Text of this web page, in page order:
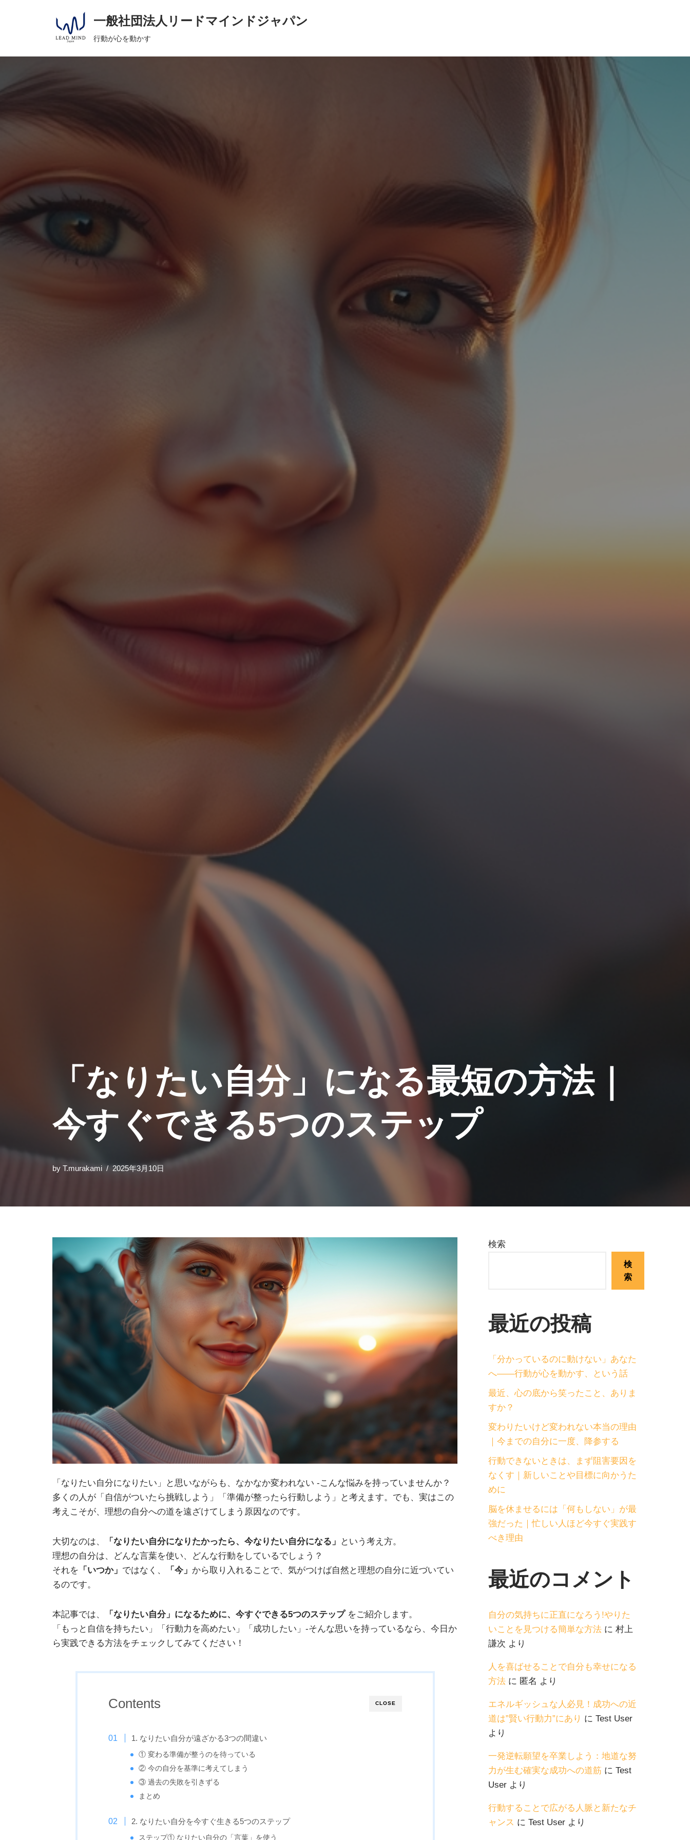
テ
ツ
一般社団法人リードマインドジャパン
行動が心を動かす
「なりたい自分」になる最短の方法｜
今すぐできる5つのステップ
by T.murakami 2025年3月10日
「なりたい自分になりたい」と思いながらも、なかなか変われない -こんな悩みを持っていませんか？
多くの人が「自信がついたら挑戦しよう」「準備が整ったら行動しよう」と考えます。でも、実はこの
考えこそが、理想の自分への道を遠ざけてしまう原因なのです。
大切なのは、 「なりたい自分になりたかったら、今なりたい自分になる」
という考え方。
理想の自分は、どんな言葉を使い、どんな行動をしているでしょう？
それを 「いつか」 ではなく、 「今」 から取り入れることで、気がつけば自然と理想の自分に近づいてい
るのです。
本記事では、 「なりたい自分」になるために、今すぐできる5つのステップをご紹介します。
「もっと自信を持ちたい」「行動力を高めたい」「成功したい」-そんな思いを持っているなら、今日か
ら実践できる方法をチェックしてみてください！
CLOSE
Contents
1. なりたい自分が遠ざかる3つの間違い
① 変わる準備が整うのを待っている
② 今の自分を基準に考えてしまう
③ 過去の失敗を引きずる
まとめ
2. なりたい自分を今すぐ生きる5つのステップ
ステップ① なりたい自分の「言葉」を使う
検索
検
索
最近の投稿
「分かっているのに動けない」あなた
へ——行動が心を動かす、という話
最近、心の底から笑ったこと、ありま
すか？
変わりたいけど変われない本当の理由
｜今までの自分に一度、降参する
行動できないときは、まず阻害要因を
なくす｜新しいことや目標に向かうた
めに
脳を休ませるには「何もしない」が最
強だった｜忙しい人ほど今すぐ実践す
べき理由
最近のコメント
自分の気持ちに正直になろう!やりた
いことを見つける簡単な方法 に 村上
謙次 より
人を喜ばせることで自分も幸せになる
方法 に 匿名 より
エネルギッシュな人必見！成功への近
道は”賢い行動力”にあり に Test User
より
一発逆転願望を卒業しよう：地道な努
力が生む確実な成功への道筋 に Test
User より
行動することで広がる人脈と新たなチ
ャンス に Test User より